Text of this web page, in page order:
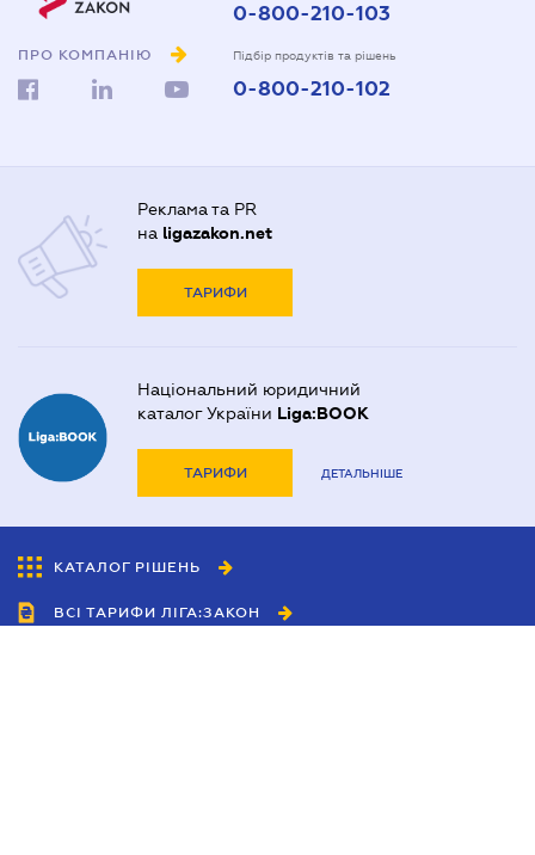
ПРО КОМПАНІЮ
0-800-210-103
Підбір продуктів та рішень
0-800-210-102
Реклама та PR
на ligazakon.net
ТАРИФИ
Національний юридичний
каталог України Liga:BOOK
ТАРИФИ ДЕТАЛЬНІШЕ
КАТАЛОГ РІШЕНЬ
ВСІ ТАРИФИ ЛІГА:ЗАКОН